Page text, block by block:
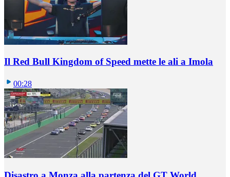
Il Red Bull Kingdom of Speed mette le ali a Imola
00:28